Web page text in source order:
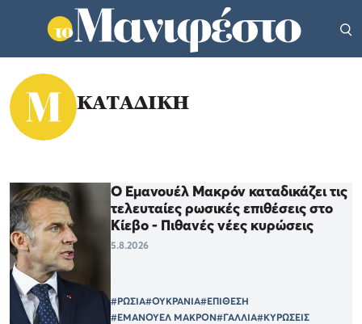
ΚΑΤΑΔΙΚΗ
Ο Εμανουέλ Μακρόν καταδικάζει τις
τελευταίες ρωσικές επιθέσεις στο
Κίεβο - Πιθανές νέες κυρώσεις
5.8.2026
#ΡΩΣΙΑ#ΟΥΚΡΑΝΙΑ#ΕΠΙΘΕΣΗ
#ΕΜΑΝΟΥΕΛ ΜΑΚΡΟΝ#ΓΑΛΛΙΑ#ΚΥΡΩΣΕΙΣ